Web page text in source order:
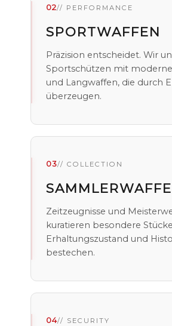
02// PERFORMANCE
SPORTWAFFEN
Präzision entscheidet. Wir
Sportschützen mit
und Langwaffen, die durch
überzeugen.
03// COLLECTION
Zeitzeugnisse und
kuratieren besondere
Erhaltungszustand und
bestechen.
04// SECURITY